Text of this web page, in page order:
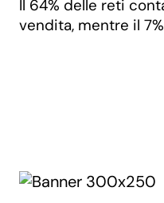
Il 64% delle reti
vendita, mentre il